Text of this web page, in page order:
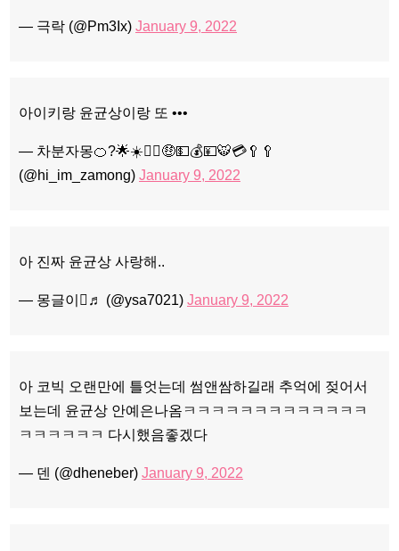
— 극락 (@Pm3Ix) January 9, 2022
아이키랑 윤균상이랑 또 •••
— 차분자몽🍊?🌟☀️🙇‍♀️🤑💵💰💴🐯💳🥄🥄
(@hi_im_zamong) January 9, 2022
아 진짜 윤균상 사랑해..
— 몽글이♬ (@ysa7021) January 9, 2022
아 코빅 오랜만에 틀엇는데 썸앤쌈하길래 추억에 젖어서
보는데 윤균상 안예은나옴ㅋㅋㅋㅋㅋㅋㅋㅋㅋㅋㅋㅋㅋ
ㅋㅋㅋㅋㅋㅋ 다시했음좋겠다
— 덴 (@dheneber) January 9, 2022